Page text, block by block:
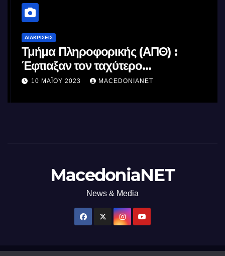
ΔΙΑΚΡΊΣΕΙΣ
Τμήμα Πληροφορικής (ΑΠΘ) :
Έφτιαξαν τον ταχύτερο
επεξεργαστή AI στον κόσμο με τη
10 ΜΑΪ́ΟΥ 2023 MACEDONIANET
MacedoniaNET
News & Media